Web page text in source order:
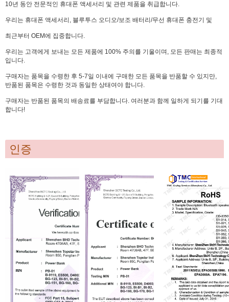
10년 동안 전문적인 휴대폰 액세서리 및 관련 제품을 취급합니다.
우리는 휴대폰 액세서리, 블루투스 오디오/보조 배터리/무선 휴대폰 충전기 및
최근부터 OEM에 집중합니다.
우리는 고객에게 보내는 모든 제품에 100% 주의를 기울이며, 모든 판매는 최종적
입니다.
구매자는 품목을 수령한 후 5-7일 이내에 구매한 모든 품목을 반품할 수 있지만,
반품된 품목은 수령한 것과 동일한 상태여야 합니다.
구매자는 반품된 품목의 배송료를 부담합니다. 여러분과 함께 일하게 되기를 기대
합니다!
인증